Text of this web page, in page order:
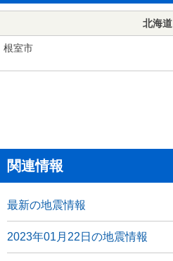
北海道
根室市
関連情報
最新の地震情報
2023年01月22日の地震情報